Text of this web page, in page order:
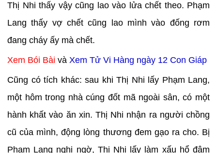
Thị Nhi thấy vậy cũng lao vào lửa chết theo. Phạm
Lang thấy vợ chết cũng lao mình vào đống rơm
đang cháy ấy mà chết.
Xem Bói Bài và Xem Tử Vi Hàng ngày 12 Con Giáp
Cũng có tích khác: sau khi Thị Nhi lấy Phạm Lang,
một hôm trong nhà cúng đốt mã ngoài sân, có một
hành khất vào ăn xin. Thị Nhi nhận ra người chồng
cũ của mình, động lòng thương đem gạo ra cho. Bị
Phạm Lang nghi ngờ, Thị Nhi lấy làm xấu hổ đâm